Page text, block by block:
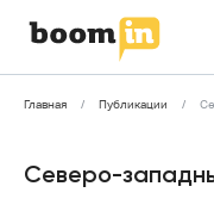
Главная Публикации
Северо-